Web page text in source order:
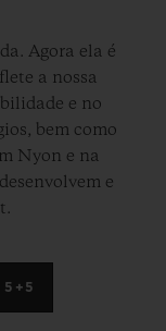
Agora ela é
a nossa
e no
bem como
Nyon e na
e
5+5